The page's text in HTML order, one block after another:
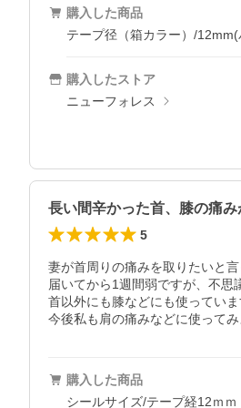
購入した商品
テープ径（箱カラー）/
購入したストア
ニューフォレス
長い間辛かった首、膝の痛み
5
妻が首周りの痛みを取りたいと
届いてから1週間弱ですが、不思
首以外にも膝などにも使ってい
今後私も肩の痛みなどに使ってみ
購入した商品
シールサイズ/テープ経12ｍｍ